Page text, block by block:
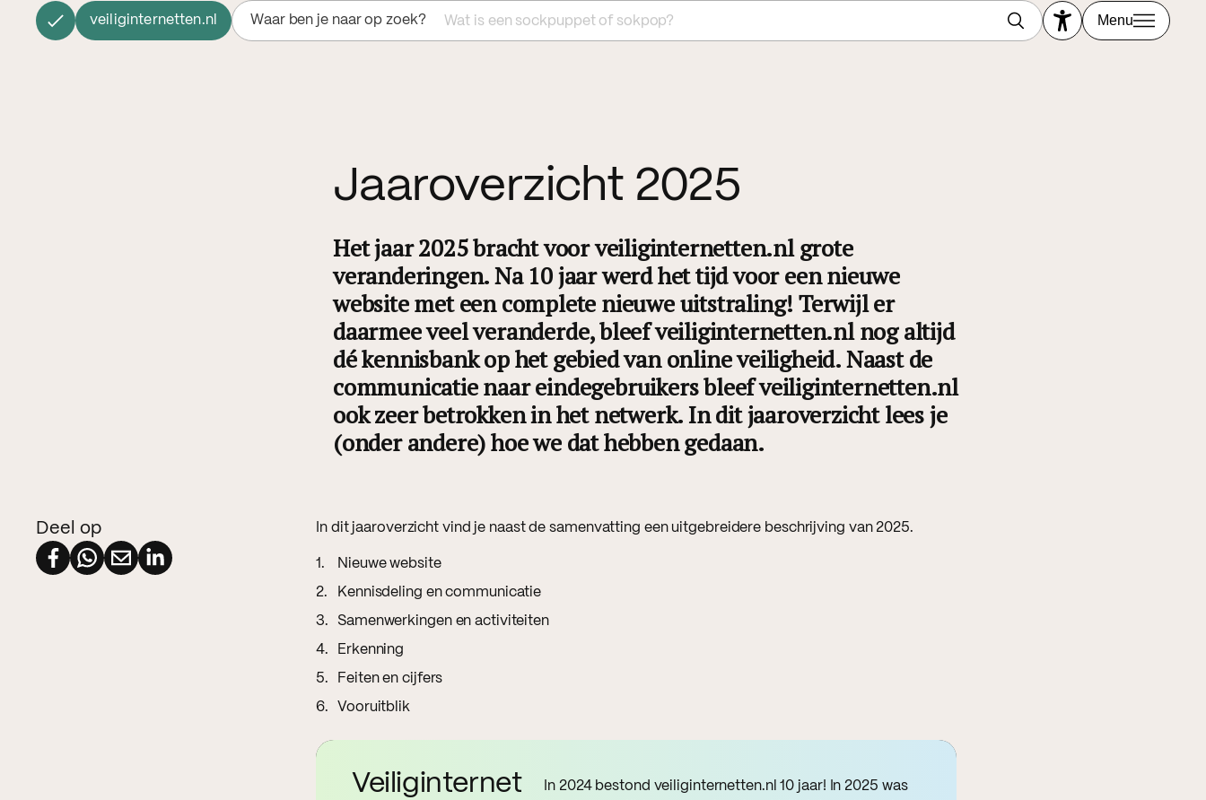
veiliginternetten.nl Waar ben je naar op zoek? Wat is een sockpuppet of sokpop? Menu
Jaaroverzicht 2025
Het jaar 2025 bracht voor veiliginternetten.nl grote
veranderingen. Na 10 jaar werd het tijd voor een nieuwe
website met een complete nieuwe uitstraling! Terwijl er
daarmee veel veranderde, bleef veiliginternetten.nl nog altijd
dé kennisbank op het gebied van online veiligheid. Naast de
communicatie naar eindegebruikers bleef veiliginternetten.nl
ook zeer betrokken in het netwerk. In dit jaaroverzicht lees je
(onder andere) hoe we dat hebben gedaan.
In dit jaaroverzicht vind je naast de samenvatting een uitgebreidere beschrijving van 2025.
Nieuwe website
Kennisdeling en communicatie
Samenwerkingen en activiteiten
Erkenning
Feiten en cijfers
Vooruitblik
Veiliginternet
In 2024 bestond veiliginternetten.nl 10 jaar! In 2025 was
Deel op